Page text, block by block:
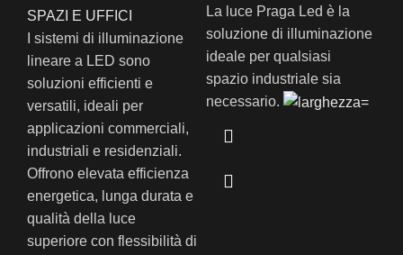
SPAZI E UFFICI
I sistemi di illuminazione
lineare a LED sono
soluzioni efficienti e
versatili, ideali per
applicazioni commerciali,
industriali e residenziali.
Offrono elevata efficienza
energetica, lunga durata e
qualità della luce
superiore con flessibilità di
La luce Praga Led è la
soluzione di illuminazione
ideale per qualsiasi
spazio industriale sia
necessario.